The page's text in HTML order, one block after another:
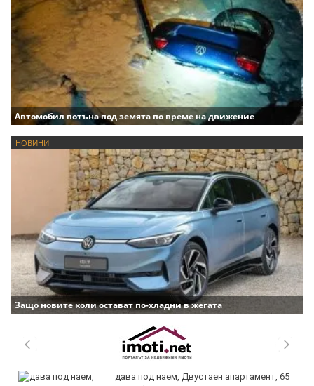
Автомобил потъна под земята по време на движение
НОВИНИ
Защо новите коли остават по-хладни в жегата
дава под наем, Двустаен апартамент, 65